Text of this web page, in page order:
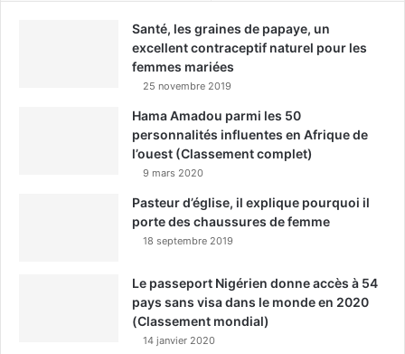
Santé, les graines de papaye, un
excellent contraceptif naturel pour les
femmes mariées
25 novembre 2019
Hama Amadou parmi les 50
personnalités influentes en Afrique de
l’ouest (Classement complet)
9 mars 2020
Pasteur d’église, il explique pourquoi il
porte des chaussures de femme
18 septembre 2019
Le passeport Nigérien donne accès à 54
pays sans visa dans le monde en 2020
(Classement mondial)
14 janvier 2020